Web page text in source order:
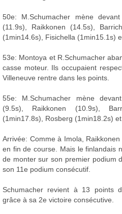
50e: M.Schumacher mène
(11.9s), Raikkonen (14.5s),
(1min14.6s), Fisichella (1min15.1s)
53e: Montoya et R.Schumacher
casse moteur. Ils occupaient
Villeneuve rentre dans les points.
55e: M.Schumacher mène
(9.5s), Raikkonen (10.9s),
(1min17.8s), Rosberg (1min18.2s)
Arrivée: Comme à Imola,
en fin de course. Mais le finlandais
de monter sur son premier podium
son 11e podium consécutif.
Schumacher revient à 13 points
grâce à sa 2e victoire consécutive.